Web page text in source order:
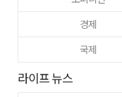
경제
국제
라이프 뉴스